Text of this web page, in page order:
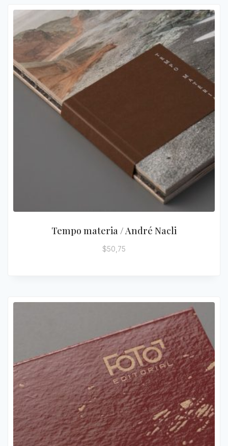
Tempo materia / André Nacli
$50,75